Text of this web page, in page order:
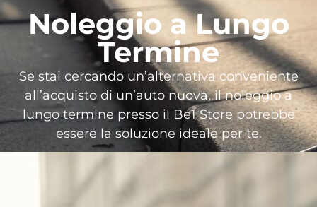
Noleggio a Lungo
Termine
Se stai cercando un’alternativa conveniente
all’acquisto di un’auto nuova, il noleggio a
lungo termine presso il Be1 Store potrebbe
essere la soluzione ideale per te.